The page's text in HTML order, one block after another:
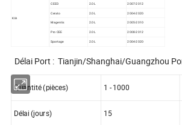
KIA
CEED 2.0L 2007-2012
Cerato 2.0L 2004-2020
Magentis 2.0L 2005-2010
Pro CEE 2.0L 2008-2012
Sportage 2.0L 2004-2020
Délai Port : Tianjin/Shanghai/Guangzhou
Quantité (pièces) 1 - 1000
Délai (jours) 15